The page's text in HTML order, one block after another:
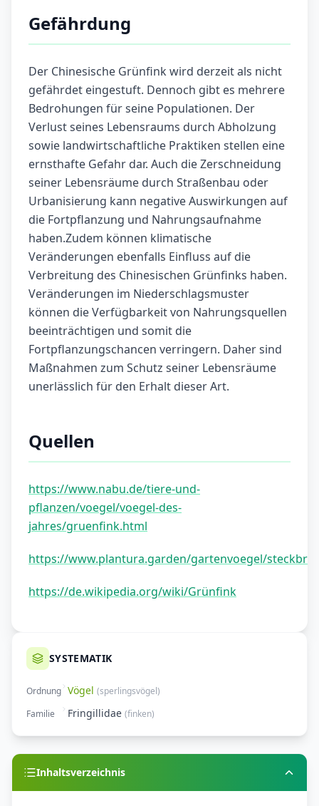
Gefährdung
Der Chinesische Grünfink wird derzeit als nicht
gefährdet eingestuft. Dennoch gibt es mehrere
Bedrohungen für seine Populationen. Der
Verlust seines Lebensraums durch Abholzung
sowie landwirtschaftliche Praktiken stellen eine
ernsthafte Gefahr dar. Auch die Zerschneidung
seiner Lebensräume durch Straßenbau oder
Urbanisierung kann negative Auswirkungen auf
die Fortpflanzung und Nahrungsaufnahme
haben.Zudem können klimatische
Veränderungen ebenfalls Einfluss auf die
Verbreitung des Chinesischen Grünfinks haben.
Veränderungen im Niederschlagsmuster
können die Verfügbarkeit von Nahrungsquellen
beeinträchtigen und somit die
Fortpflanzungschancen verringern. Daher sind
Maßnahmen zum Schutz seiner Lebensräume
unerlässlich für den Erhalt dieser Art.
Quellen
https://www.nabu.de/tiere-und-
pflanzen/voegel/voegel-des-
jahres/gruenfink.html
https://www.plantura.garden/gartenvoegel/
https://de.wikipedia.org/wiki/Grünfink
SYSTEMATIK
Ordnung Vögel (sperlingsvögel)
Familie
Fringillidae (finken)
Inhaltsverzeichnis